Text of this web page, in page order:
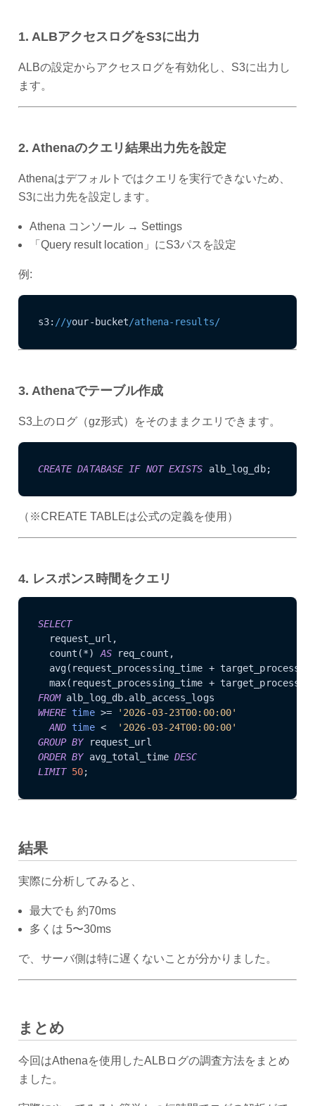
1. ALBアクセスログをS3に出力
ALBの設定からアクセスログを有効化し、S3に出力し
ます。
2. Athenaのクエリ結果出力先を設定
Athenaはデフォルトではクエリを実行できないため、
S3に出力先を設定します。
Athena コンソール → Settings
「Query result location」にS3パスを設定
例:
s3: //your-bucket/athena-results/
3. Athenaでテーブル作成
S3上のログ（gz形式）をそのままクエリできます。
CREATE DATABASE IF NOT EXISTS alb_log_db;
（※CREATE TABLEは公式の定義を使用）
4. レスポンス時間をクエリ
SELECT
  request_url,
  count(*)
AS req_count,
avg(request_processing_time +
max(request_processing_time +
FROM
WHERE time >=
'2026-03-23T00:00:00'
AND time <
'2026-03-24T00:00:00'
GROUP BY
ORDER BY avg_total_time DESC
LIMIT 50;
結果
実際に分析してみると、
最大でも 約70ms
多くは 5〜30ms
で、サーバ側は特に遅くないことが分かりました。
まとめ
今回はAthenaを使用したALBログの調査方法をまとめ
ました。